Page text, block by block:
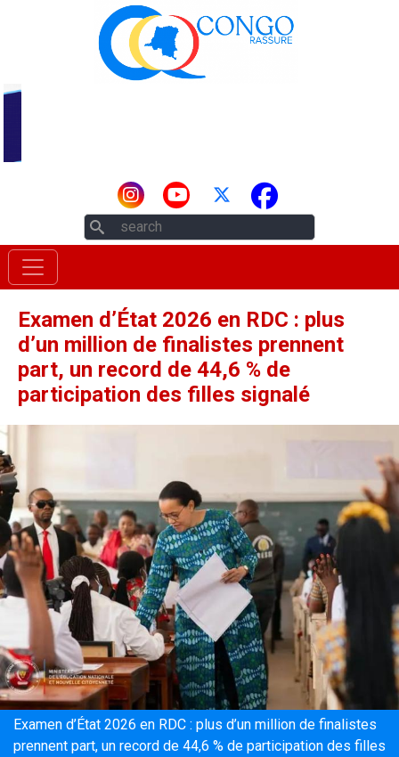
Aller au contenu principal
Examen d’État 2026 en RDC : plus
d’un million de finalistes prennent
part, un record de 44,6 % de
participation des filles signalé
Examen d’État 2026 en RDC : plus d’un million de finalistes
prennent part, un record de 44,6 % de participation des filles